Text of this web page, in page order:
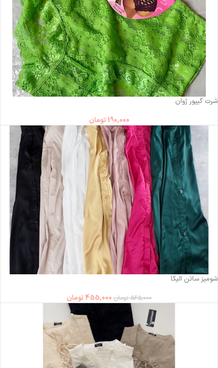
شرت گیپور ژوان
190,000 تومان
-19%
شومیز ساتن الیکا
565,000 تومان455,000 تومان